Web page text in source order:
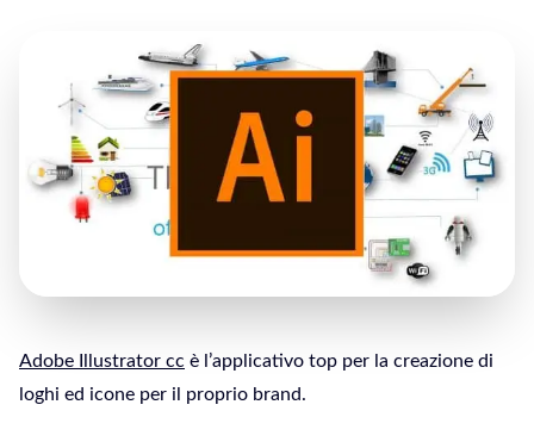
Adobe Illustrator cc è l’applicativo top per la creazione di
loghi ed icone per il proprio brand.